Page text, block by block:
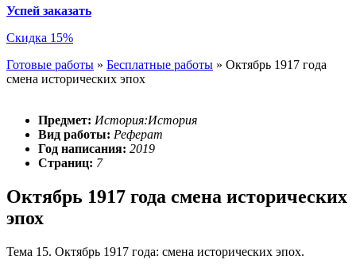
Успей заказать
Скидка 15%
Готовые работы » Бесплатные работы » Октябрь 1917 года
смена исторических эпох
Предмет: История:История
Вид работы: Реферат
Год написания: 2019
Страниц: 7
Октябрь 1917 года смена исторических
эпох
Тема 15. Октябрь 1917 года: смена исторических эпох.